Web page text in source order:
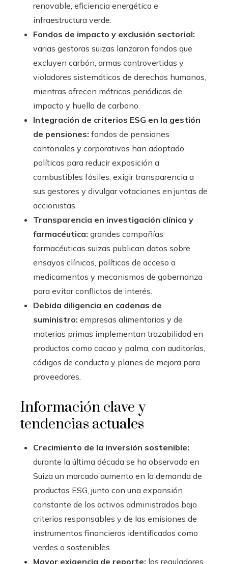
renovable, eficiencia energética e
infraestructura verde.
Fondos de impacto y exclusión sectorial:
varias gestoras suizas lanzaron fondos que
excluyen carbón, armas controvertidas y
violadores sistemáticos de derechos humanos,
mientras ofrecen métricas periódicas de
impacto y huella de carbono.
Integración de criterios ESG en la gestión
de pensiones: fondos de pensiones
cantonales y corporativos han adoptado
políticas para reducir exposición a
combustibles fósiles, exigir transparencia a
sus gestores y divulgar votaciones en juntas de
accionistas.
Transparencia en investigación clínica y
farmacéutica: grandes compañías
farmacéuticas suizas publican datos sobre
ensayos clínicos, políticas de acceso a
medicamentos y mecanismos de gobernanza
para evitar conflictos de interés.
Debida diligencia en cadenas de
suministro: empresas alimentarias y de
materias primas implementan trazabilidad en
productos como cacao y palma, con auditorías,
códigos de conducta y planes de mejora para
proveedores.
Información clave y
tendencias actuales
Crecimiento de la inversión sostenible:
durante la última década se ha observado en
Suiza un marcado aumento en la demanda de
productos ESG, junto con una expansión
constante de los activos administrados bajo
criterios responsables y de las emisiones de
instrumentos financieros identificados como
verdes o sostenibles.
Mayor exigencia de reporte: los reguladores